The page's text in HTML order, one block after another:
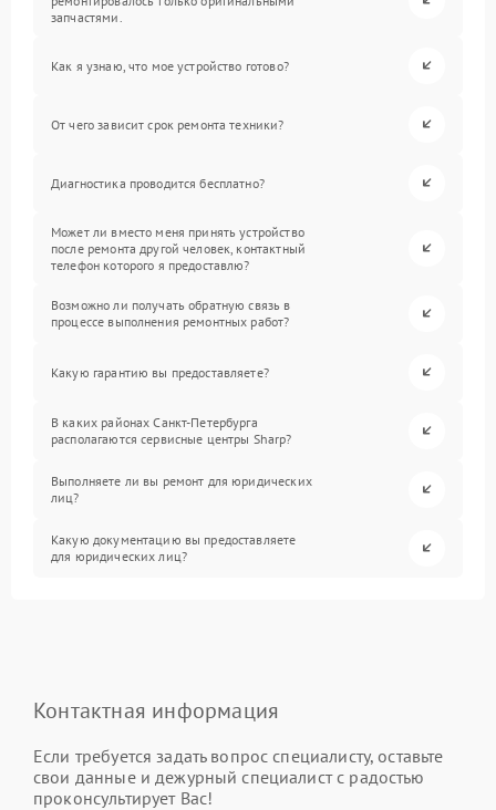
запчастями.
Как я узнаю, что мое устройство готово?
От чего зависит срок ремонта техники?
Диагностика проводится бесплатно?
Может ли вместо меня принять устройство
после ремонта другой человек, контактный
телефон которого я предоставлю?
Возможно ли получать обратную связь в
процессе выполнения ремонтных работ?
Какую гарантию вы предоставляете?
В каких районах Санкт-Петербурга
располагаются сервисные центры Sharp?
Выполняете ли вы ремонт для юридических
лиц?
Какую документацию вы предоставляете
для юридических лиц?
Контактная информация
Если требуется задать вопрос специалисту, оставьте
свои данные и дежурный специалист с радостью
проконсультирует Вас!